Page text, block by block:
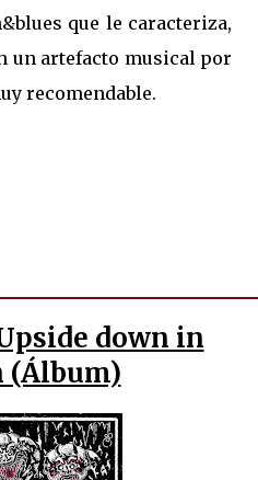
que le caracteriza,
un artefacto musical por
recomendable.
down in
(Álbum)